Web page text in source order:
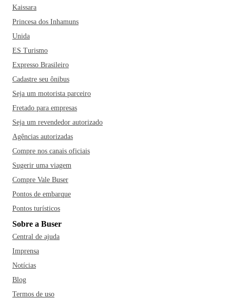
Kaissara
Princesa dos Inhamuns
Unida
ES Turismo
Expresso Brasileiro
Cadastre seu ônibus
Seja um motorista parceiro
Fretado para empresas
Seja um revendedor autorizado
Agências autorizadas
Compre nos canais oficiais
Sugerir uma viagem
Compre Vale Buser
Pontos de embarque
Pontos turísticos
Sobre a Buser
Central de ajuda
Imprensa
Notícias
Blog
Termos de uso